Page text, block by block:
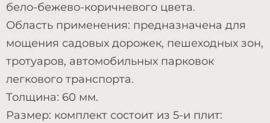
бело-бежево-коричневого цвета.
Область применения: предназначена для
мощения садовых дорожек, пешеходных зон,
тротуаров, автомобильных парковок
легкового транспорта.
Толщина: 60 мм.
Размер: комплект состоит из 5-и плит: